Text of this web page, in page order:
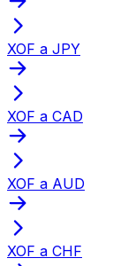
XOF a JPY
XOF a CAD
XOF a AUD
XOF a CHF